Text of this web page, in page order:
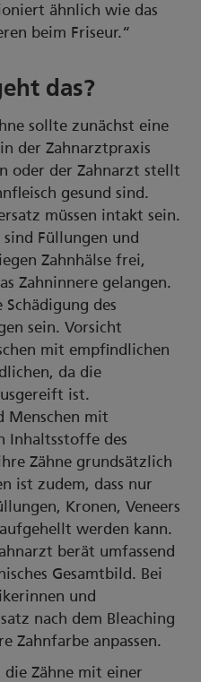
ähnlich wie das
beim Friseur.“
das?
sollte zunächst eine
der Zahnarztpraxis
oder der Zahnarzt stellt
gesund sind.
müssen intakt sein.
sind Füllungen und
Zahnhälse frei,
Zahninnere gelangen.
Schädigung des
sein. Vorsicht
mit empfindlichen
da die
ist.
Menschen mit
Inhaltsstoffe des
Zähne grundsätzlich
ist zudem, dass nur
Kronen, Veneers
werden kann.
berät umfassend
Gesamtbild. Bei
und
nach dem Bleaching
Zahnfarbe anpassen.
Zähne mit einer